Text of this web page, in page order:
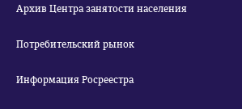
Архив Центра занятости населения
Потребительский рынок
Информация Росреестра